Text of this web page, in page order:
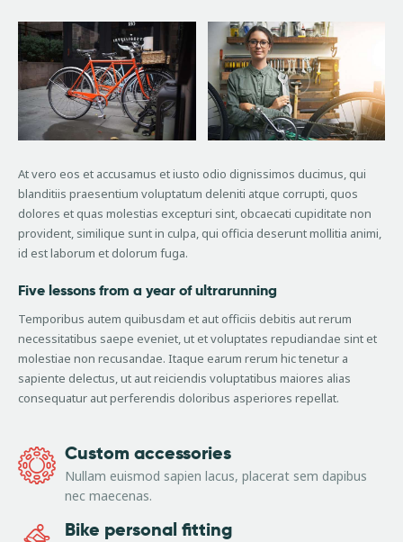
At vero eos et accusamus et iusto odio dignissimos ducimus, qui
blanditiis praesentium voluptatum deleniti atque corrupti, quos
dolores et quas molestias excepturi sint, obcaecati cupiditate non
provident, similique sunt in culpa, qui officia deserunt mollitia animi,
id est laborum et dolorum fuga.
Five lessons from a year of ultrarunning
Temporibus autem quibusdam et aut officiis debitis aut rerum
necessitatibus saepe eveniet, ut et voluptates repudiandae sint et
molestiae non recusandae. Itaque earum rerum hic tenetur a
sapiente delectus, ut aut reiciendis voluptatibus maiores alias
consequatur aut perferendis doloribus asperiores repellat.
Custom accessories
Nullam euismod sapien lacus, placerat sem dapibus
nec maecenas.
Bike personal fitting